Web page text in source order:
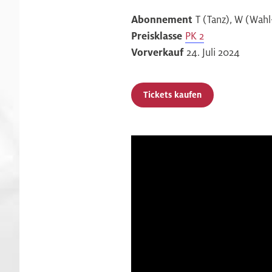
Abonnement T (Tanz), W
Preisklasse PK 2
Vorverkauf24. Juli 2024
Tickets kaufen